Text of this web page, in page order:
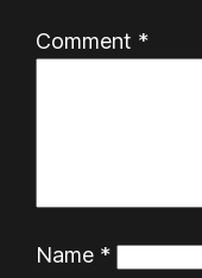
Comment *
Name *